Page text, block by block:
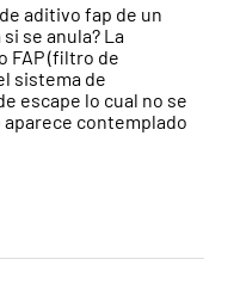
aditivo fap de un
se anula? La
FAP (filtro de
sistema de
escape lo cual no se
contemplado